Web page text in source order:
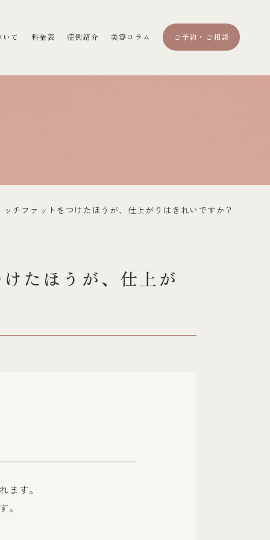
て 料金表 症例紹介 美容コラム ご予約・ご相談
チファットをつけたほうが、仕上がりはきれいですか？
たほうが、仕上が
す。
。